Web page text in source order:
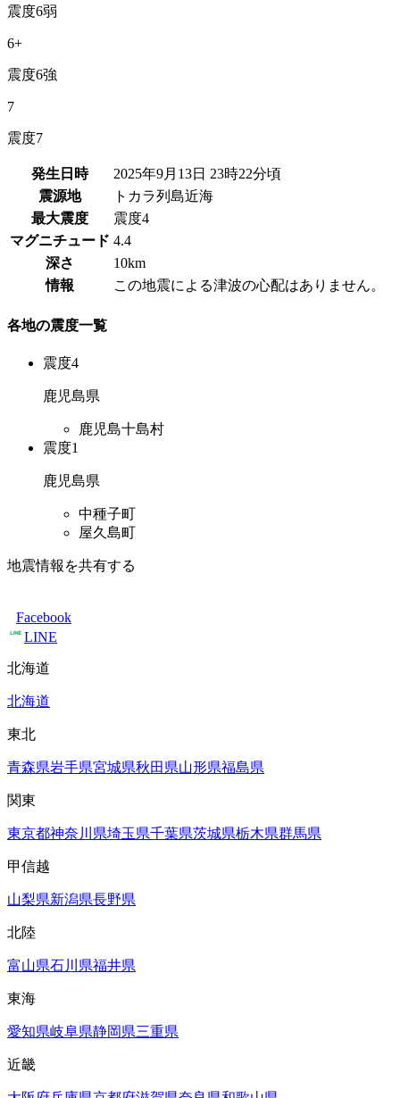
震度6弱
6+
震度6強
7
震度7
発生日時 2025年9月13日 23時22分頃
震源地
トカラ列島近海
最大震度
震度4
マグニチュード 4.4
深さ
10km
情報
この地震による津波の心配はありません。
各地の震度一覧
震度4
鹿児島県
鹿児島十島村
震度1
鹿児島県
中種子町
屋久島町
地震情報を共有する
Facebook
LINE
北海道
北海道
東北
青森県岩手県宮城県秋田県山形県福島県
関東
東京都神奈川県埼玉県千葉県茨城県栃木県群馬県
甲信越
山梨県新潟県長野県
北陸
富山県石川県福井県
東海
愛知県岐阜県静岡県三重県
近畿